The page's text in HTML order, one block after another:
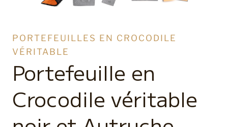
PORTEFEUILLES EN CROCODILE
VÉRITABLE
Portefeuille en
Crocodile véritable